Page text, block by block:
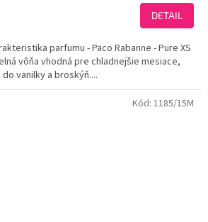
DETAIL
parfumu - Paco Rabanne - Pure XS
vôňa vhodná pre chladnejšie mesiace,
vanilky a broskýň....
Kód: 1185/15M